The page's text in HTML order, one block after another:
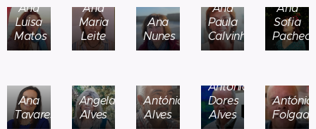
Ana
Luisa
Matos
Ana
Maria
Leite
Ana
Nunes
Ana
Paula
Calvinho
Ana
Sofia
Ana
Tavares
Angela
Alves
António
Alves
António
Dores
Alves
António
Folgado